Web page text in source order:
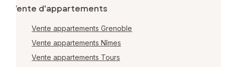
Vente d'appartements
Vente appartements Grenoble
Vente appartements Nîmes
Vente appartements Tours